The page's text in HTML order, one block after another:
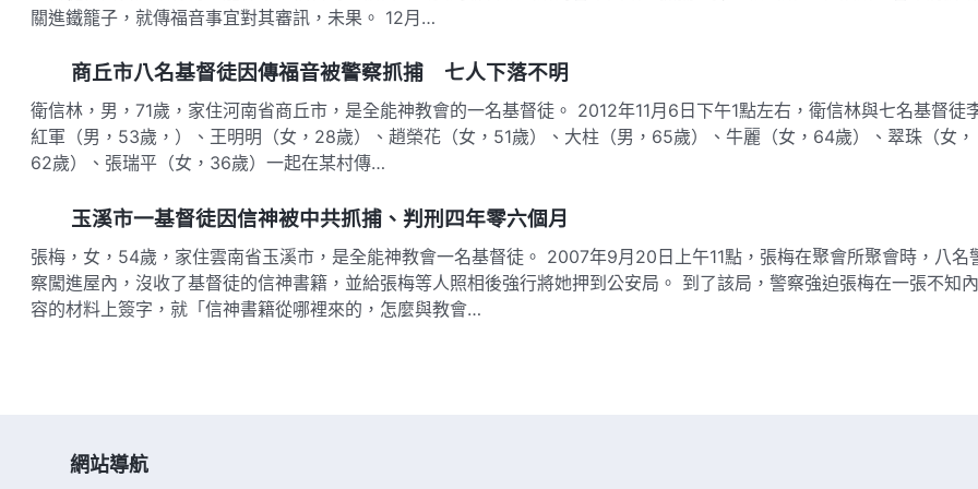
關進鐵籠子，就傳福音事宜對其審訊，未果。 12月…
商丘市八名基督徒因傳福音被警察抓捕 七人下落不明
衛信林，男，71歲，家住河南省商丘市，是全能神教會的一名基督徒。 2012年11月6日下午1點左右，衛信林與七名基督徒
紅軍（男，53歲，）、王明明（女，28歲）、趙榮花（女，51歲）、大柱（男，65歲）、牛麗（女，64歲）、翠珠（女，
62歲）、張瑞平（女，36歲）一起在某村傳…
玉溪市一基督徒因信神被中共抓捕、判刑四年零六個月
張梅，女，54歲，家住雲南省玉溪市，是全能神教會一名基督徒。 2007年9月20日上午11點，張梅在聚會所聚會時，八名
察闖進屋內，沒收了基督徒的信神書籍，並給張梅等人照相後強行將她押到公安局。 到了該局，警察強迫張梅在一張不知內
容的材料上簽字，就「信神書籍從哪裡來的，怎麼與教會…
網站導航